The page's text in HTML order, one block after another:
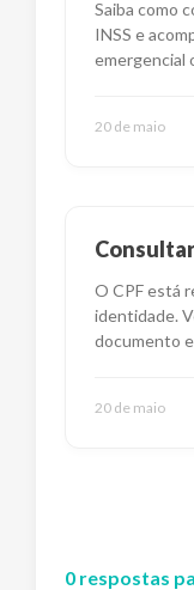
Saiba como
INSS e
emergencial
20 de maio
Consultar
O CPF está
identidade.
documento
20 de maio
0 respostas